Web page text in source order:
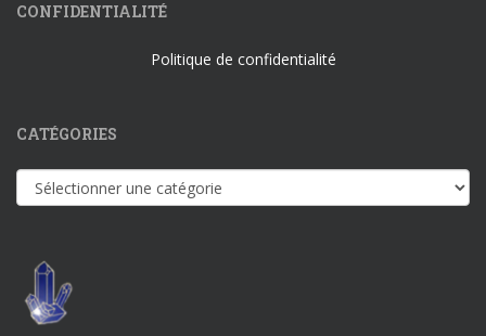
CONFIDENTIALITÉ
Politique de confidentialité
CATÉGORIES
Catégories